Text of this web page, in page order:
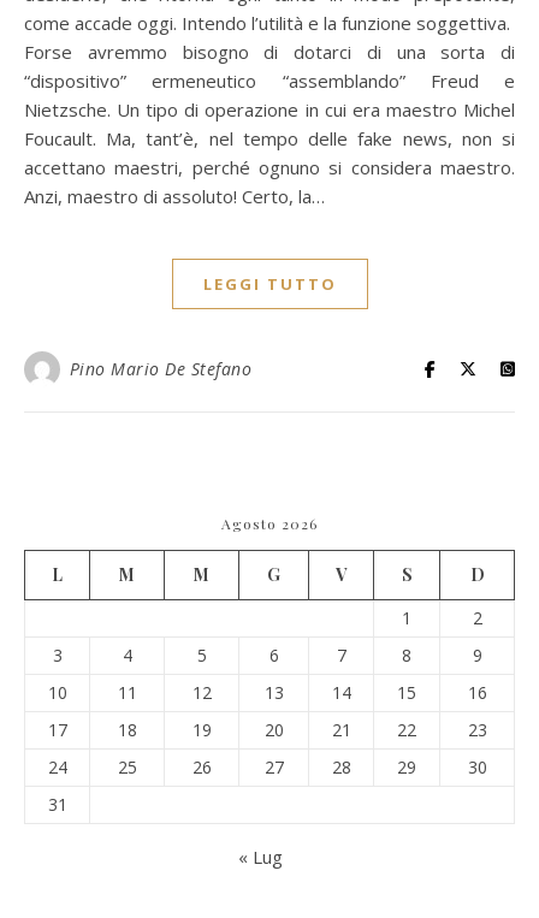
come accade oggi. Intendo l’utilità e la funzione soggettiva.
Forse avremmo bisogno di dotarci di una sorta di
“dispositivo” ermeneutico “assemblando” Freud e
Nietzsche. Un tipo di operazione in cui era maestro Michel
Foucault. Ma, tant’è, nel tempo delle fake news, non si
accettano maestri, perché ognuno si considera maestro.
Anzi, maestro di assoluto! Certo, la…
LEGGI TUTTO
Pino Mario De Stefano
Agosto 2026
L M M G V S
D
1
2
3
4 5 6 7 8
9
10
11 12 13 14 15
16
17
18 19 20 21 22
23
24
25 26 27 28 29
30
31
« Lug